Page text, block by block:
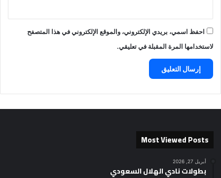
احفظ اسمي، بريدي الإلكتروني، والموقع الإلكتروني في هذا المتصفح
لاستخدامها المرة المقبلة في تعليقي.
Most Viewed Posts
أبريل 27, 2026
بطولات نادي الهلال السعودي